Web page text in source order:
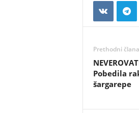
Prethodni
Pobedila
šargarepe